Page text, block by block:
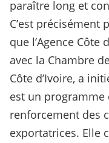
paraître long et
C’est précisément
que l’Agence Côte
avec la Chambre
Côte d’Ivoire, a
est un
renforcement des
exportatrices. Elle